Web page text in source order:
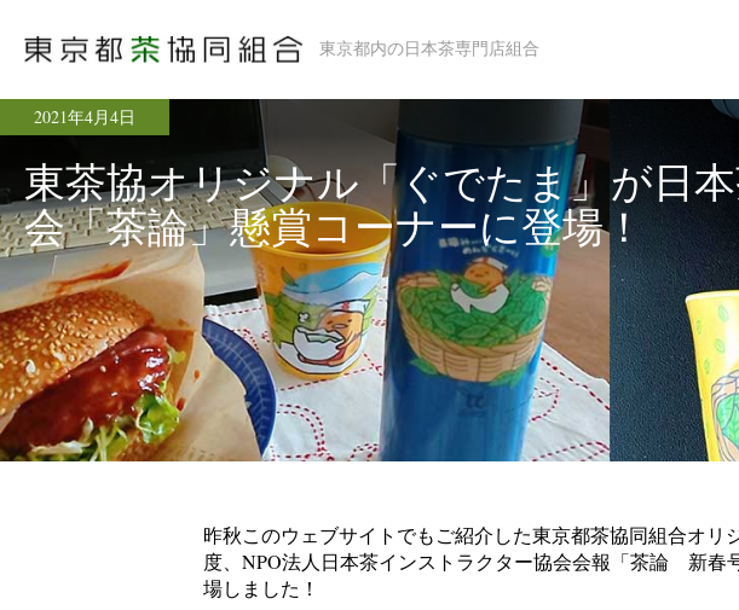
東京都内の日本茶専門店組合
2021年4月4日
東茶協オリジナル「ぐでたま」が日
会「茶論」懸賞コーナーに登場！
昨秋このウェブサイトでもご紹介した東京都茶協同組合オリ
度、NPO法人日本茶インストラクター協会会報「茶論 新春
場しました！